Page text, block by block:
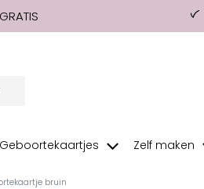
Geboortekaartjes Zelf maken
bruin